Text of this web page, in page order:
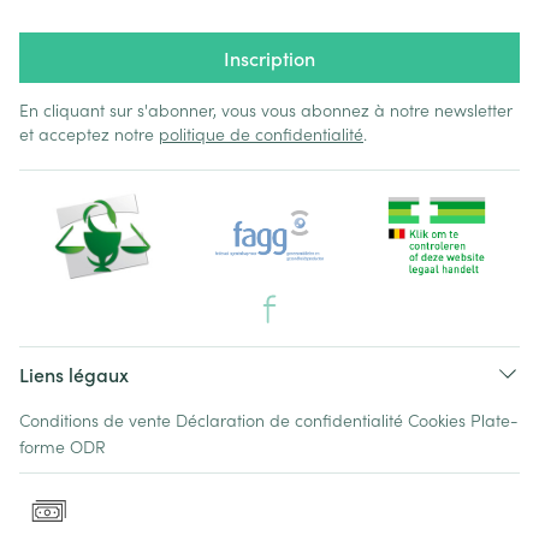
Inscription
En cliquant sur s'abonner, vous vous abonnez à notre newsletter
et acceptez notre politique de confidentialité.
Liens légaux
Conditions de vente Déclaration de confidentialité Cookies Plate-
forme ODR